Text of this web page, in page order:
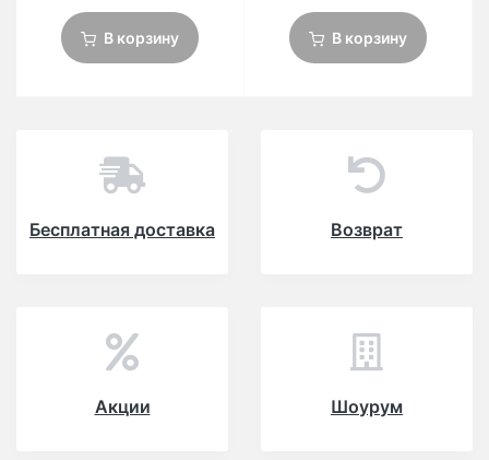
В корзину В корзину
Бесплатная доставка Возврат
Акции Шоурум